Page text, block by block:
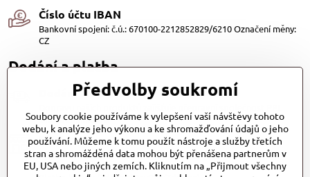
Číslo účtu IBAN
Bankovní spojení: č.ú.: 670100-2212852829/6210 Označení měny:
CZ
Dodání a platba
Dodání
s.r.o. a Zásilkovna
Platby
Dobírkou (25,- Kč)
Bankovním převodem (zdarma)
Předvolby soukromí
Soubory cookie používáme k vylepšení vaší návštěvy tohoto
webu, k analýze jeho výkonu a ke shromažďování údajů o jeho
používání. Můžeme k tomu použít nástroje a služby třetích
stran a shromážděná data mohou být přenášena partnerům v
EU, USA nebo jiných zemích. Kliknutím na „Přijmout všechny